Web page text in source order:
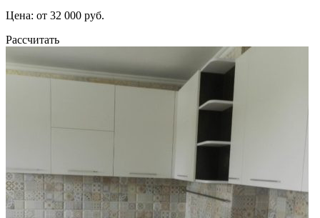
Цена: от 32 000 руб.
Рассчитать